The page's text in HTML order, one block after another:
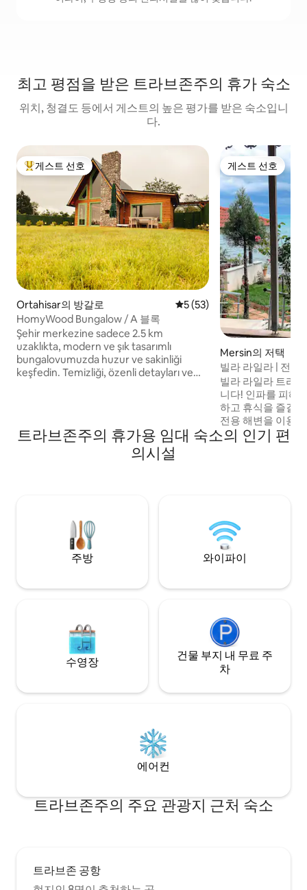
최고 평점을 받은 트라브존주의 휴가 숙소
위치, 청결도 등에서 게스트의 높은 평가를 받은 숙소입니
다.
상위 게스트 선호
게스트 선호
Ortahisar의 방갈로 평점 5점(5점 만점), 후기 53
5 (53)
HomyWood Bungalow / A 블록
Şehir merkezine sadece 2.5 km
uzaklıkta, modern ve şık tasarımlı
bungalovumuzda huzur ve sakinliği
keşfedin. Temizliği, özenli detayları ve
Rezervasyon onayı öncesi çocuk yaş
bilgisini mesajla iletirseniz fiyatı sizin için
게스트 선호
게스트 선호
Mersin의 저택
빌라 라일라 | 전용
빌라 라일라 트라
니다! 인파를 피해
하고 휴식을 즐길
전용 해변을 이용
저희 빌라에는 바
전용 정원, 바비큐
트라브존주의 휴가용 임대 숙소의 인기 편
의시설
주방 와이파이
수영장
건물 부지 내 무료 주
차
에어컨
트라브존주의 주요 관광지 근처 숙소
트라브존 공항